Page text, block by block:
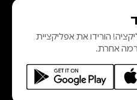
הורידו את אפליקציית
אחרת.